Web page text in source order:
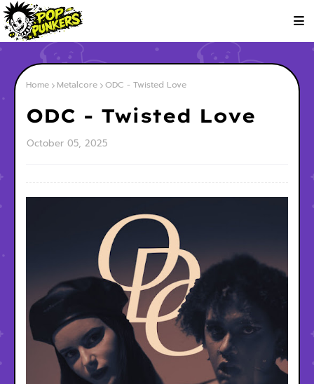
Home Metalcore ODC - Twisted Love
ODC - Twisted Love
October 05, 2025